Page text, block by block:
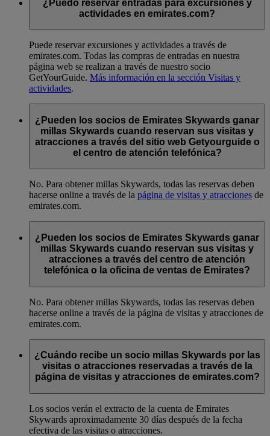
¿Puedo reservar entradas para excursiones y
actividades en emirates.com?
Puede reservar excursiones y actividades a través de
emirates.com. Todas las compras de entradas en nuestra
página web se realizan a través de nuestro socio
GetYourGuide. Más información en la sección Visitas y
actividades.
¿Pueden los socios de Emirates Skywards ganar
millas Skywards cuando reservan sus visitas y
atracciones a través del sitio web Getyourguide o
el centro de atención telefónica?
No. Para obtener millas Skywards, todas las reservas deben
hacerse online a través de la página de visitas y atracciones de
emirates.com.
¿Pueden los socios de Emirates Skywards ganar
millas Skywards cuando reservan sus visitas y
atracciones a través del centro de atención
telefónica o la oficina de ventas de Emirates?
No. Para obtener millas Skywards, todas las reservas deben
hacerse online a través de la página de visitas y atracciones de
emirates.com.
¿Cuándo recibe un socio millas Skywards por las
visitas o atracciones reservadas a través de la
página de visitas y atracciones de emirates.com?
Los socios verán el extracto de la cuenta de Emirates
Skywards aproximadamente 30 días después de la fecha
efectiva de las visitas o atracciones.